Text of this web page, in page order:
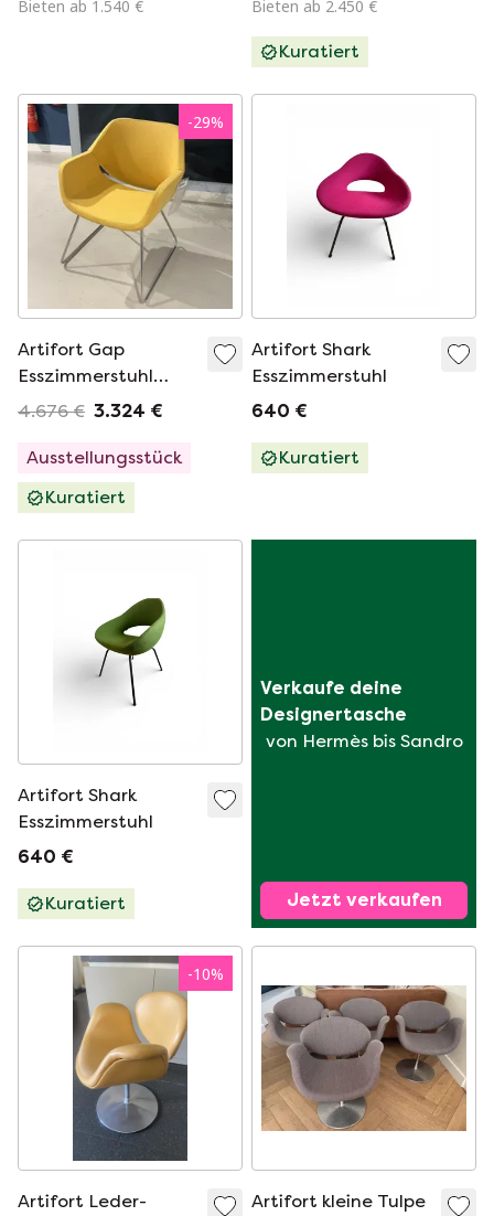
Bieten ab 1.540 €
Bieten ab 2.450 €
Kuratiert
-29%
Artifort Gap
Esszimmerstuhl
(4er-Set)
4.676 € 3.324 €
Ausstellungsstück
Kuratiert
Artifort Shark
Esszimmerstuhl
640 €
Kuratiert
Artifort Shark
Esszimmerstuhl
640 €
Kuratiert
Verkaufe deine
Designertasche
von Hermès bis Sandro
Jetzt verkaufen
-10%
Artifort Leder-
Artifort kleine Tulpe